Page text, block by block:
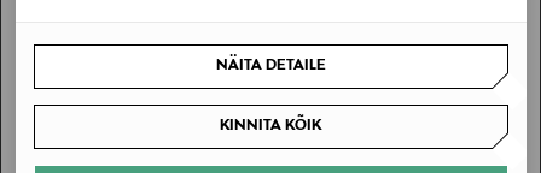
NÄITA DETAILE
KINNITA KÕIK
SAAN ARU